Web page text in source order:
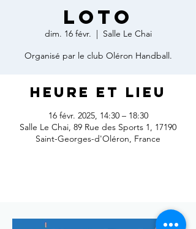
Loto
dim. 16 févr.
  |
Salle Le Chai
Organisé par le club Oléron Handball.
Heure et lieu
16 févr. 2025, 14:30 – 18:30
Salle Le Chai, 89 Rue des Sports 1, 17190
Saint-Georges-d'Oléron, France